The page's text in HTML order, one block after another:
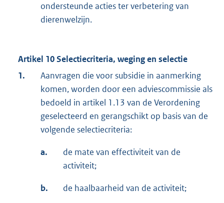
ondersteunde acties ter verbetering van
dierenwelzijn.
Artikel 10 Selectiecriteria, weging en selectie
1.
Aanvragen die voor subsidie in aanmerking
komen, worden door een adviescommissie als
bedoeld in artikel 1.13 van de Verordening
geselecteerd en gerangschikt op basis van de
volgende selectiecriteria:
a.
de mate van effectiviteit van de
activiteit;
b. de haalbaarheid van de activiteit;